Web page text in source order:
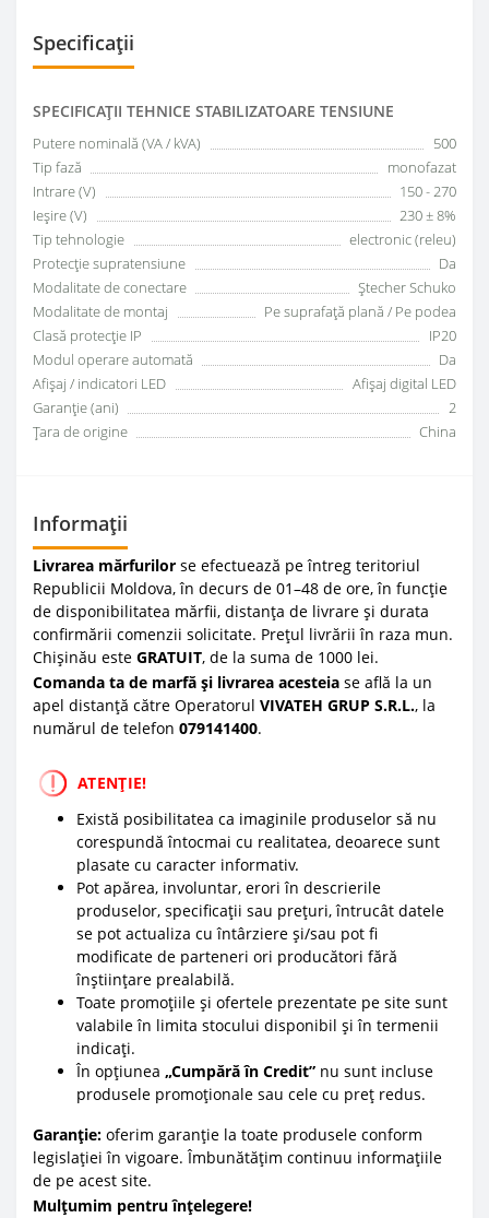
Specificații
SPECIFICAŢII TEHNICE STABILIZATOARE TENSIUNE
Putere nominală (VA / kVA)
500
Tip fază
monofazat
Intrare (V)
150 - 270
Ieșire (V)
230 ± 8%
Tip tehnologie
electronic (releu)
Protecţie supratensiune
Da
Modalitate de conectare
Ştecher Schuko
Modalitate de montaj
Pe suprafaţă plană / Pe podea
Clasă protecţie IP
IP20
Modul operare automată
Da
Afişaj / indicatori LED
Afişaj digital LED
Garanţie (ani)
2
Țara de origine
China
Informații
Livrarea mărfurilor se efectuează pe întreg teritoriul
Republicii Moldova, în decurs de 01–48 de ore, în funcție
de disponibilitatea mărfii, distanța de livrare și durata
confirmării comenzii solicitate. Prețul livrării în raza mun.
Chișinău este GRATUIT, de la suma de 1000 lei.
Comanda ta de marfă și livrarea acesteia se află la un
apel distanță către Operatorul VIVATEH GRUP S.R.L., la
numărul de telefon 079141400.
ATENȚIE!
Există posibilitatea ca imaginile produselor să nu
corespundă întocmai cu realitatea, deoarece sunt
plasate cu caracter informativ.
Pot apărea, involuntar, erori în descrierile
produselor, specificații sau prețuri, întrucât datele
se pot actualiza cu întârziere și/sau pot fi
modificate de parteneri ori producători fără
înștiințare prealabilă.
Toate promoțiile și ofertele prezentate pe site sunt
valabile în limita stocului disponibil și în termenii
indicați.
În opțiunea „Cumpără în Credit” nu sunt incluse
produsele promoționale sau cele cu preț redus.
Garanție: oferim garanție la toate produsele conform
legislației în vigoare. Îmbunătățim continuu informațiile
de pe acest site.
Mulțumim pentru înțelegere!